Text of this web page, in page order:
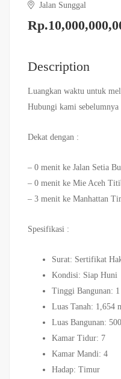
Jalan Sunggal
Description
Luangkan waktu untuk
Hubungi kami
Dekat dengan :
– 0 menit ke Jalan Setia
– 0 menit ke Mie Aceh
– 3 menit ke Manhattan
Spesifikasi :
Surat: Sertifikat
Kondisi: Siap Huni
Tinggi Bangunan:
Luas Tanah: 1,654
Luas Bangunan:
Kamar Tidur: 7
Kamar Mandi: 4
Hadap: Timur